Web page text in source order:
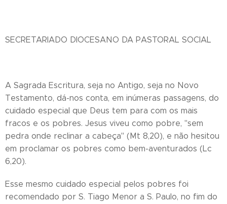
SECRETARIADO DIOCESANO DA PASTORAL SOCIAL
A Sagrada Escritura, seja no Antigo, seja no Novo
Testamento, dá-nos conta, em inúmeras passagens, do
cuidado especial que Deus tem para com os mais
fracos e os pobres. Jesus viveu como pobre, "sem
pedra onde reclinar a cabeça" (Mt 8,20), e não hesitou
em proclamar os pobres como bem-aventurados (Lc
6,20).
Esse mesmo cuidado especial pelos pobres foi
recomendado por S. Tiago Menor a S. Paulo, no fim do